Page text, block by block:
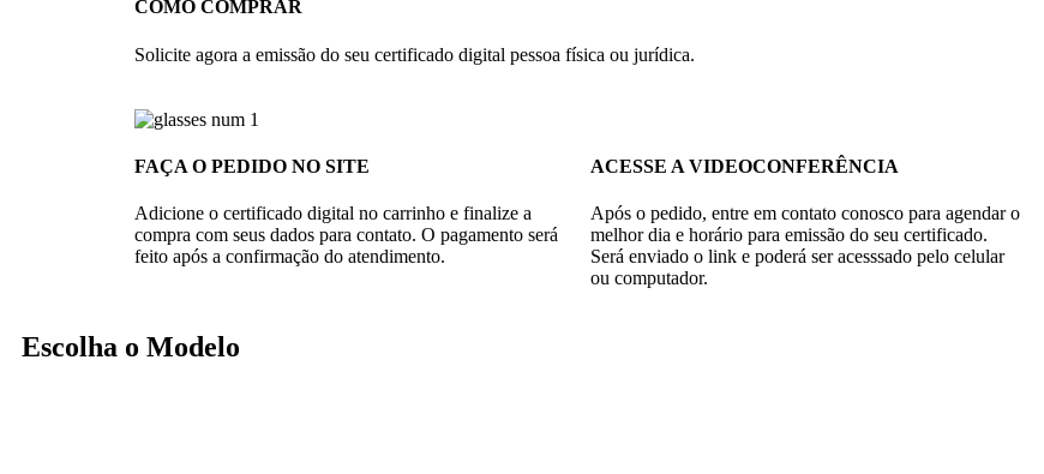
COMO COMPRAR
Solicite agora a emissão do seu certificado digital pessoa física ou jurídica.
FAÇA O PEDIDO NO SITE
Adicione o certificado digital no carrinho e finalize a
compra com seus dados para contato. O pagamento será
feito após a confirmação do atendimento.
ACESSE A VIDEOCONFERÊNCIA
Após o pedido, entre em contato conosco para agendar o
melhor dia e horário para emissão do seu certificado.
Será enviado o link e poderá ser acesssado pelo celular
ou computador.
Escolha o Modelo